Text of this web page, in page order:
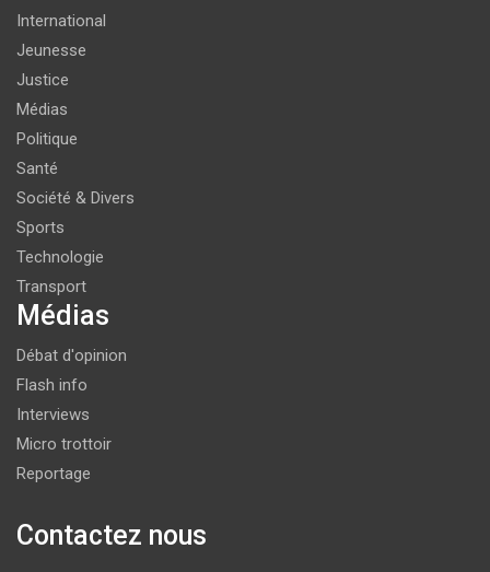
International
Jeunesse
Justice
Médias
Politique
Santé
Société & Divers
Sports
Technologie
Transport
Médias
Débat d'opinion
Flash info
Interviews
Micro trottoir
Reportage
Contactez nous